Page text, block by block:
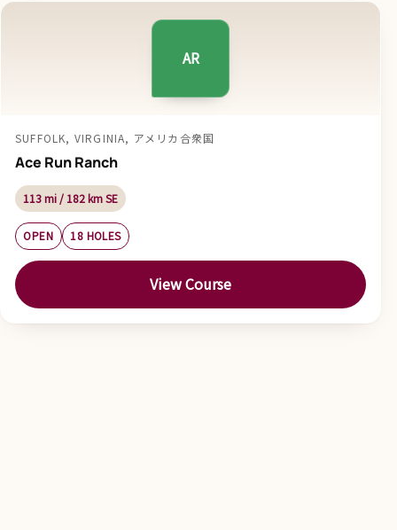
AR
SUFFOLK, VIRGINIA, アメリカ合衆国
Ace Run Ranch
113 mi / 182 km SE
OPEN 18 HOLES
View Course